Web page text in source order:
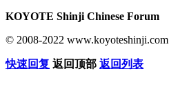
KOYOTE Shinji Chinese Forum
© 2008-2022 www.koyoteshinji.com
快速回复 返回顶部 返回列表